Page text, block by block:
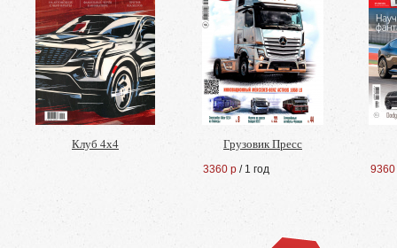
Клуб 4х4 Грузовик Пресс
3360 р / 1 год 9360